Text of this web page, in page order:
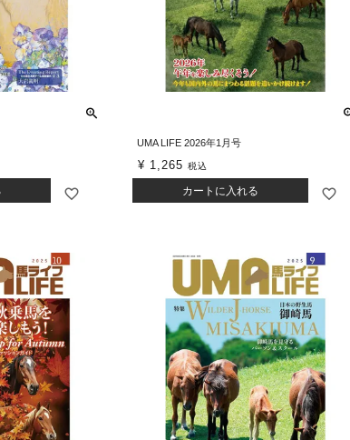
UMA LIFE 2026年1月号
¥ 1,265 税込
カートに入れる